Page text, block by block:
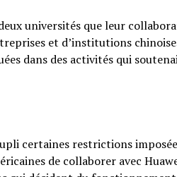
universités que leur
et d’institutions
dans des activités qui
certaines restrictions
de collaborer avec